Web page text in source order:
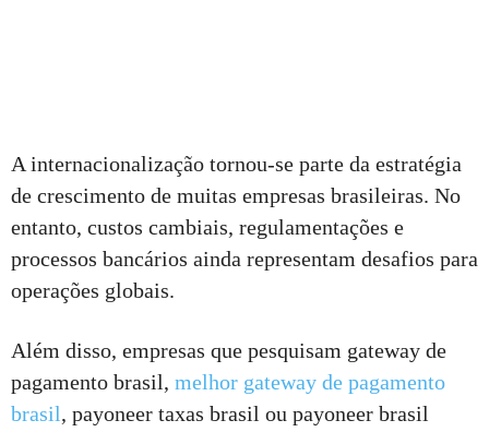
A internacionalização tornou-se parte da estratégia
de crescimento de muitas empresas brasileiras. No
entanto, custos cambiais, regulamentações e
processos bancários ainda representam desafios para
operações globais.
Além disso, empresas que pesquisam gateway de
pagamento brasil, melhor gateway de pagamento
brasil, payoneer taxas brasil ou payoneer brasil